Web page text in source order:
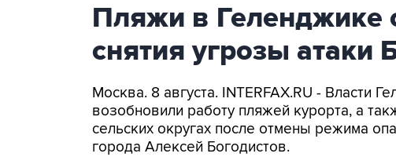
Пляжи в Геленджике
снятия угрозы атаки
Москва. 8 августа. INTERFAX.RU - Власти
возобновили работу пляжей курорта, а
сельских округах после отмены режима
города Алексей Богодистов.